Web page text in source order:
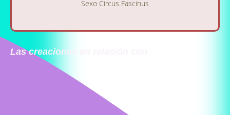
Sexo Circus Fascinus
Las creaciones en relación con